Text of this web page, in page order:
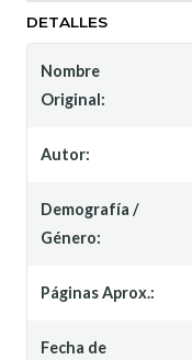
DETALLES
Nombre
Original:
Autor:
Demografía /
Género:
Páginas Aprox.:
Fecha de